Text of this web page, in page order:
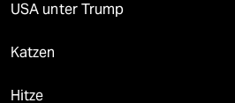
USA unter Trump
Katzen
Hitze